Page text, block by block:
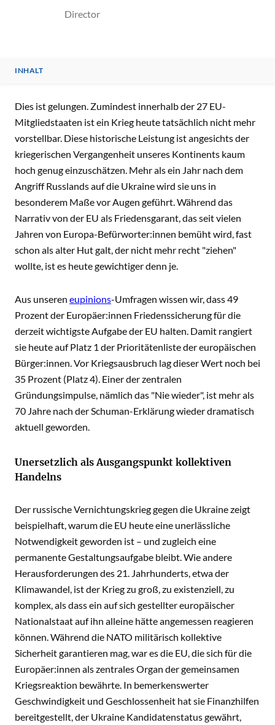
Director
INHALT
INHALT
Dies ist gelungen. Zumindest innerhalb der 27 EU-
Mitgliedstaaten ist ein Krieg heute tatsächlich nicht mehr
vorstellbar. Diese historische Leistung ist angesichts der
kriegerischen Vergangenheit unseres Kontinents kaum
hoch genug einzuschätzen. Mehr als ein Jahr nach dem
Angriff Russlands auf die Ukraine wird sie uns in
besonderem Maße vor Augen geführt. Während das
Narrativ von der EU als Friedensgarant, das seit vielen
Jahren von Europa-Befürworter:innen bemüht wird, fast
schon als alter Hut galt, der nicht mehr recht "ziehen"
wollte, ist es heute gewichtiger denn je.
Aus unseren eupinions-Umfragen wissen wir, dass 49
Prozent der Europäer:innen Friedenssicherung für die
derzeit wichtigste Aufgabe der EU halten. Damit rangiert
sie heute auf Platz 1 der Prioritätenliste der europäischen
Bürger:innen. Vor Kriegsausbruch lag dieser Wert noch bei
35 Prozent (Platz 4). Einer der zentralen
Gründungsimpulse, nämlich das "Nie wieder", ist mehr als
70 Jahre nach der Schuman-Erklärung wieder dramatisch
aktuell geworden.
Unersetzlich als Ausgangspunkt kollektiven
Handelns
Der russische Vernichtungskrieg gegen die Ukraine zeigt
beispielhaft, warum die EU heute eine unerlässliche
Notwendigkeit geworden ist – und zugleich eine
permanente Gestaltungsaufgabe bleibt. Wie andere
Herausforderungen des 21. Jahrhunderts, etwa der
Klimawandel, ist der Krieg zu groß, zu existenziell, zu
komplex, als dass ein auf sich gestellter europäischer
Nationalstaat auf ihn alleine hätte angemessen reagieren
können. Während die NATO militärisch kollektive
Sicherheit garantieren mag, war es die EU, die sich für die
Europäer:innen als zentrales Organ der gemeinsamen
Kriegsreaktion bewährte. In bemerkenswerter
Geschwindigkeit und Geschlossenheit hat sie Finanzhilfen
bereitgestellt, der Ukraine Kandidatenstatus gewährt,